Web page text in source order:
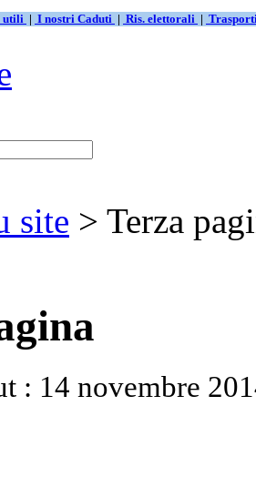
utili | I nostri Caduti | Ris. elettorali |
site > Terza
: 14 novembre